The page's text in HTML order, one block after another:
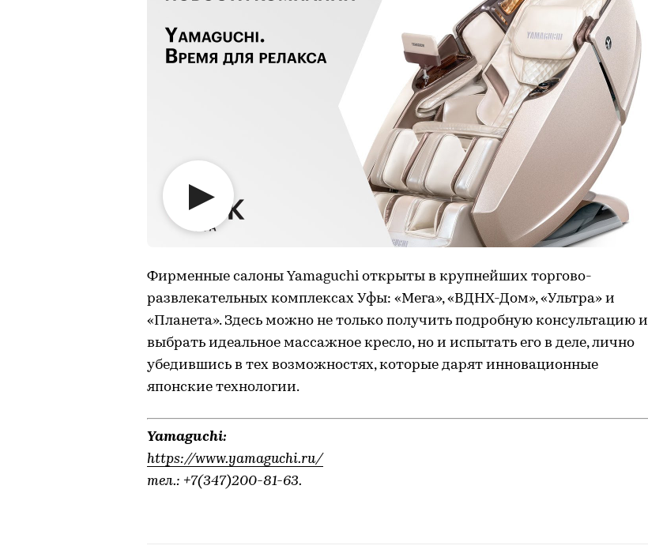
Фирменные салоны Yamaguchi открыты в крупнейших торгово-
развлекательных комплексах Уфы: «Мега», «ВДНХ-Дом», «Ультра» и
«Планета». Здесь можно не только получить подробную консультацию и
выбрать идеальное массажное кресло, но и испытать его в деле, лично
убедившись в тех возможностях, которые дарят инновационные
японские технологии.
Yamaguchi:
https://www.yamaguchi.ru/
тел.: +7(347)200-81-63.